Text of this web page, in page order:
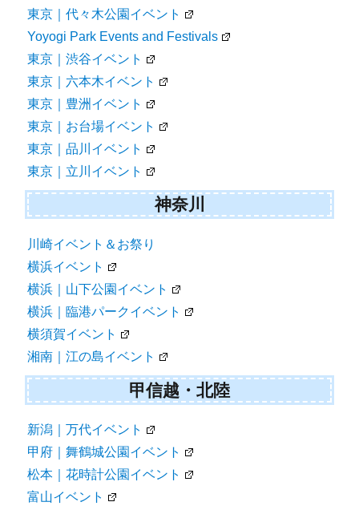
東京｜代々木公園イベント
Yoyogi Park Events and Festivals
東京｜渋谷イベント
東京｜六本木イベント
東京｜豊洲イベント
東京｜お台場イベント
東京｜品川イベント
東京｜立川イベント
神奈川
川崎イベント＆お祭り
横浜イベント
横浜｜山下公園イベント
横浜｜臨港パークイベント
横須賀イベント
湘南｜江の島イベント
甲信越・北陸
新潟｜万代イベント
甲府｜舞鶴城公園イベント
松本｜花時計公園イベント
富山イベント